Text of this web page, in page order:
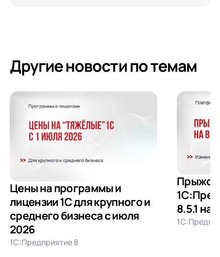
Другие новости по темам
Цены на программы и
лицензии 1С для крупного и
среднего бизнеса с июля
2026
1С:Предприятие 8
8.5.1 на